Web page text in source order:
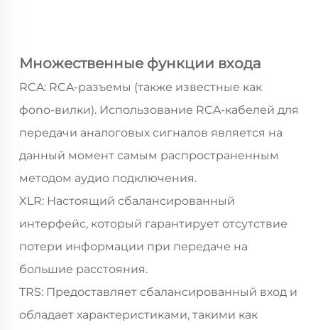
Множественные функции входа
RCA: RCA-разъемы (также известные как
фono-вилки). Использование RCA-кабелей для
передачи аналоговых сигналов является на
данный момент самым распространенным
методом аудио подключения.
XLR: Настоящий сбалансированный
интерфейс, который гарантирует отсутствие
потери информации при передаче на
большие расстояния.
TRS: Предоставляет сбалансированный вход и
обладает характеристиками, такими как